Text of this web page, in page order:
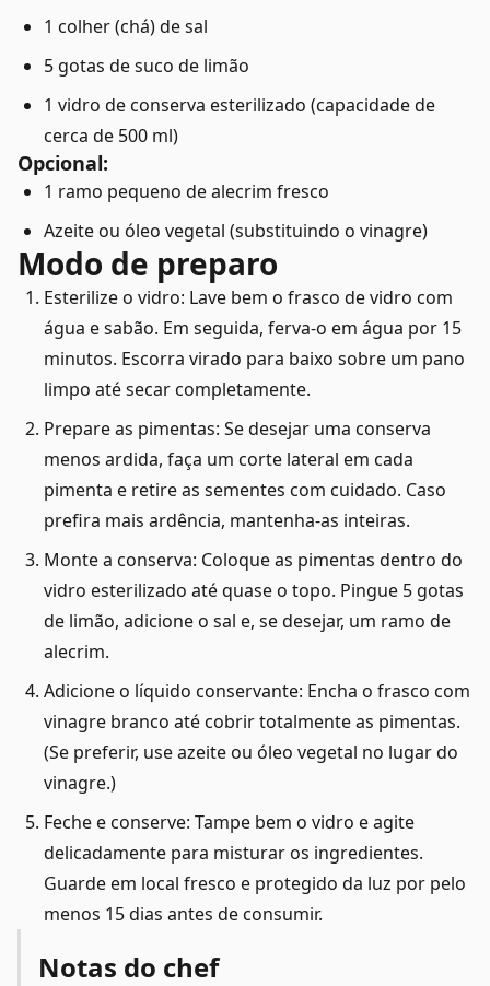
1 colher (chá) de sal
5 gotas de suco de limão
1 vidro de conserva esterilizado (capacidade de
cerca de 500 ml)
Opcional:
1 ramo pequeno de alecrim fresco
Azeite ou óleo vegetal (substituindo o vinagre)
Modo de preparo
Esterilize o vidro: Lave bem o frasco de vidro com
água e sabão. Em seguida, ferva-o em água por 15
minutos. Escorra virado para baixo sobre um pano
limpo até secar completamente.
Prepare as pimentas: Se desejar uma conserva
menos ardida, faça um corte lateral em cada
pimenta e retire as sementes com cuidado. Caso
prefira mais ardência, mantenha-as inteiras.
Monte a conserva: Coloque as pimentas dentro do
vidro esterilizado até quase o topo. Pingue 5 gotas
de limão, adicione o sal e, se desejar, um ramo de
alecrim.
Adicione o líquido conservante: Encha o frasco com
vinagre branco até cobrir totalmente as pimentas.
(Se preferir, use azeite ou óleo vegetal no lugar do
vinagre.)
Feche e conserve: Tampe bem o vidro e agite
delicadamente para misturar os ingredientes.
Guarde em local fresco e protegido da luz por pelo
menos 15 dias antes de consumir.
Notas do chef